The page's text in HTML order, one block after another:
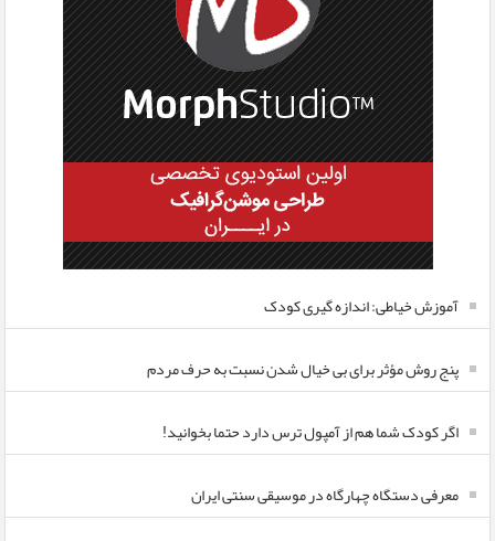
آموزش خیاطی: اندازه گیری کودک
پنج روش مؤثر برای بی خیال شدن نسبت به حرف مردم
اگر کودک شما هم از آمپول ترس دارد حتما بخوانید!
معرفی دستگاه چهارگاه در موسیقی سنتی ایران